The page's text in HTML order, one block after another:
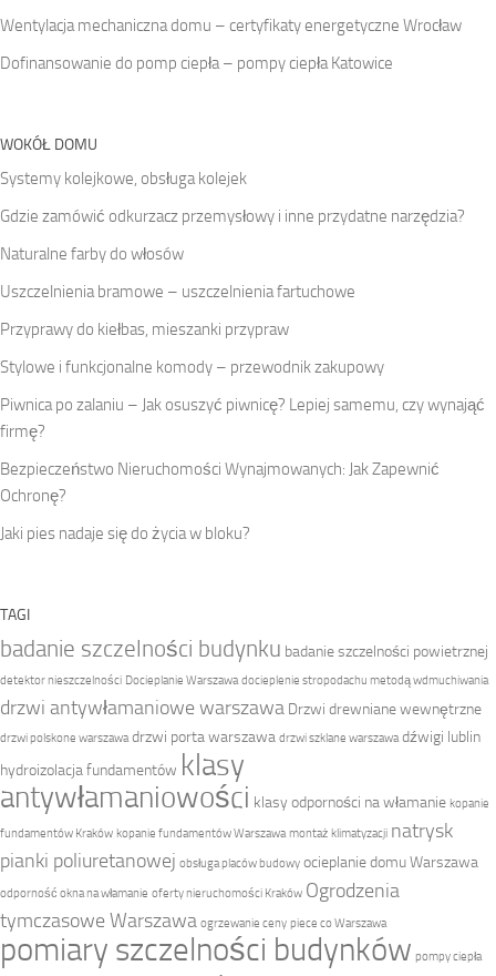
Wentylacja mechaniczna domu – certyfikaty energetyczne Wrocław
Dofinansowanie do pomp ciepła – pompy ciepła Katowice
WOKÓŁ DOMU
Systemy kolejkowe, obsługa kolejek
Gdzie zamówić odkurzacz przemysłowy i inne przydatne narzędzia?
Naturalne farby do włosów
Uszczelnienia bramowe – uszczelnienia fartuchowe
Przyprawy do kiełbas, mieszanki przypraw
Stylowe i funkcjonalne komody – przewodnik zakupowy
Piwnica po zalaniu – Jak osuszyć piwnicę? Lepiej samemu, czy wynająć
firmę?
Bezpieczeństwo Nieruchomości Wynajmowanych: Jak Zapewnić
Ochronę?
Jaki pies nadaje się do życia w bloku?
TAGI
badanie szczelności budynku badanie szczelności powietrznej
detektor nieszczelności Docieplanie Warszawa docieplenie stropodachu metodą wdmuchiwania
drzwi antywłamaniowe warszawa Drzwi drewniane wewnętrzne
drzwi polskone warszawa drzwi porta warszawa drzwi szklane warszawa dźwigi lublin
hydroizolacja fundamentów klasy
antywłamaniowości klasy odporności na włamanie kopanie
fundamentów Kraków kopanie fundamentów Warszawa montaż klimatyzacji natrysk
pianki poliuretanowej obsługa placów budowy ocieplanie domu Warszawa
odporność okna na włamanie oferty nieruchomości Kraków Ogrodzenia
tymczasowe Warszawa ogrzewanie ceny piece co Warszawa
pomiary szczelności budynków pompy ciepła